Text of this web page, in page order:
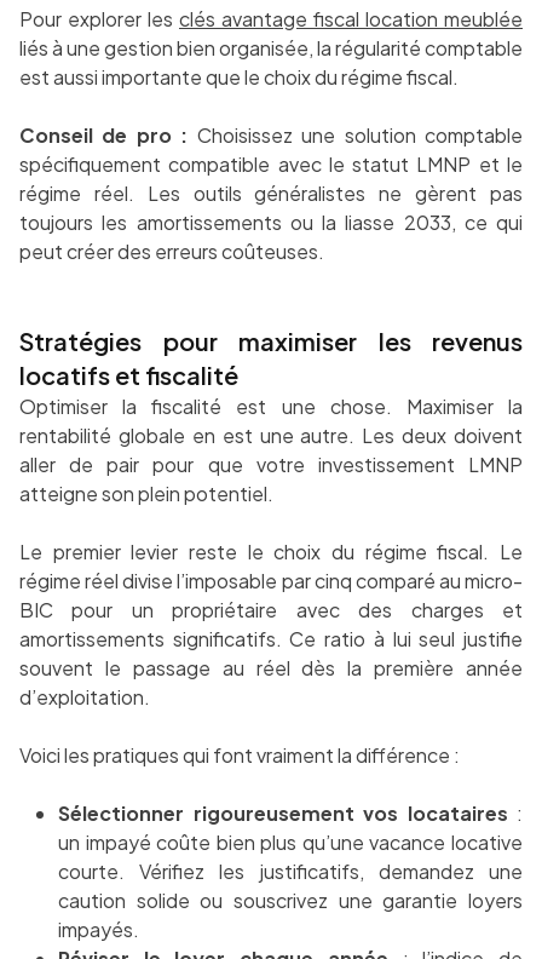
Pour explorer les clés avantage fiscal location meublée
liés à une gestion bien organisée, la régularité comptable
est aussi importante que le choix du régime fiscal.
Conseil de pro : Choisissez une solution comptable
spécifiquement compatible avec le statut LMNP et le
régime réel. Les outils généralistes ne gèrent pas
toujours les amortissements ou la liasse 2033, ce qui
peut créer des erreurs coûteuses.
Stratégies pour maximiser les revenus
locatifs et fiscalité
Optimiser la fiscalité est une chose. Maximiser la
rentabilité globale en est une autre. Les deux doivent
aller de pair pour que votre investissement LMNP
atteigne son plein potentiel.
Le premier levier reste le choix du régime fiscal. Le
régime réel divise l’imposable par cinq comparé au micro-
BIC pour un propriétaire avec des charges et
amortissements significatifs. Ce ratio à lui seul justifie
souvent le passage au réel dès la première année
d’exploitation.
Voici les pratiques qui font vraiment la différence :
Sélectionner rigoureusement vos locataires :
un impayé coûte bien plus qu’une vacance locative
courte. Vérifiez les justificatifs, demandez une
caution solide ou souscrivez une garantie loyers
impayés.